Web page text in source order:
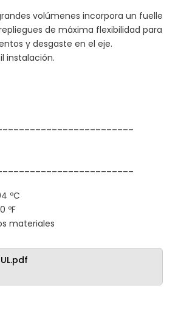
volúmenes incorpora un fuelle
de máxima flexibilidad para
y desgaste en el eje.
instalación.
ºC
ºF
materiales